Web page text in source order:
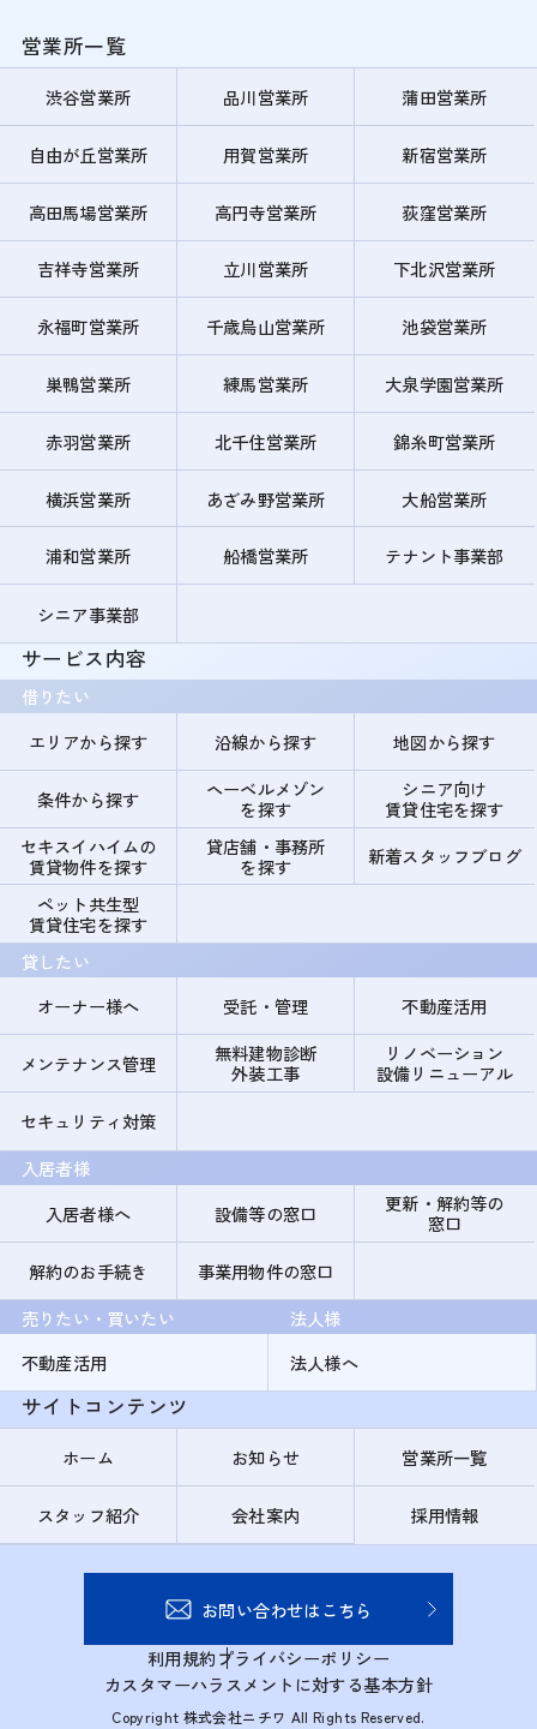
営業所一覧
渋谷営業所 品川営業所 蒲田営業所
自由が丘営業所 用賀営業所 新宿営業所
高田馬場営業所 高円寺営業所 荻窪営業所
吉祥寺営業所 立川営業所 下北沢営業所
永福町営業所 千歳烏山営業所 池袋営業所
巣鴨営業所 練馬営業所 大泉学園営業所
赤羽営業所 北千住営業所 錦糸町営業所
横浜営業所 あざみ野営業所 大船営業所
浦和営業所 船橋営業所 テナント事業部
シニア事業部
サービス内容
借りたい
エリアから探す
沿線から探す 地図から探す
条件から探す
ヘーベルメゾン
を探す
シニア向け
賃貸住宅を探す
セキスイハイムの
賃貸物件を探す
貸店舗・事務所
を探す
新着スタッフブログ
ペット共生型
賃貸住宅を探す
貸したい
オーナー様へ
受託・管理 不動産活用
メンテナンス管理
無料建物診断
外装工事
リノベーション
設備リニューアル
セキュリティ対策
入居者様
入居者様へ
設備等の窓口
更新・解約等の
窓口
解約のお手続き
事業用物件の窓口
売りたい・買いたい
不動産活用
法人様
法人様へ
サイトコンテンツ
ホーム お知らせ 営業所一覧
スタッフ紹介 会社案内 採用情報
お問い合わせはこちら
利用規約プライバシーポリシー
カスタマーハラスメントに対する基本方針
Copyright 株式会社ニチワ All Rights Reserved.